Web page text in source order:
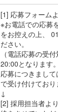
[1] 応募フォーム
※お電話での応募
をお控えの上、
ださい。
（電話応募の受
20:00となります
応募につきまし
で受け付けており
↓
[2] 採用担当者よ